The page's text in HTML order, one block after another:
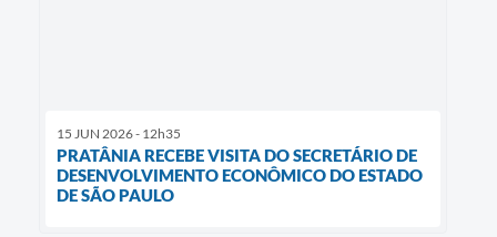
15 JUN 2026 - 12h35
PRATÂNIA RECEBE VISITA DO SECRETÁRIO DE
DESENVOLVIMENTO ECONÔMICO DO ESTADO
DE SÃO PAULO